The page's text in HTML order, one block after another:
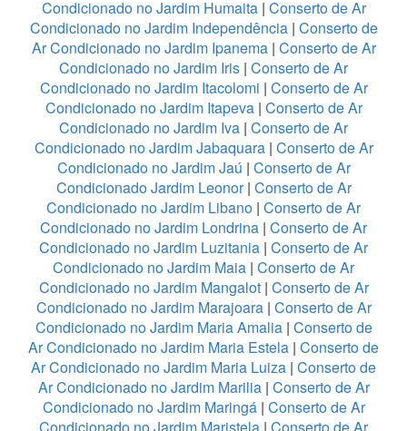
Condicionado no Jardim Humaita| Conserto de Ar
Condicionado no Jardim Independência| Conserto de
Ar Condicionado no Jardim Ipanema| Conserto de Ar
Condicionado no Jardim Iris | Conserto de Ar
Condicionado no Jardim Itacolomi | Conserto de Ar
Condicionado no Jardim Itapeva| Conserto de Ar
Condicionado no Jardim Iva | Conserto de Ar
Condicionado no Jardim Jabaquara| Conserto de Ar
Condicionado no Jardim Jaú | Conserto de Ar
Condicionado Jardim Leonor| Conserto de Ar
Condicionado no Jardim Libano | Conserto de Ar
Condicionado no Jardim Londrina | Conserto de Ar
Condicionado no Jardim Luzitania | Conserto de Ar
Condicionado no Jardim Maia | Conserto de Ar
Condicionado no Jardim Mangalot| Conserto de Ar
Condicionado no Jardim Marajoara| Conserto de Ar
Condicionado no Jardim Maria Amalia| Conserto de
Ar Condicionado no Jardim Maria Estela | Conserto de
Ar Condicionado no Jardim Maria Luiza | Conserto de
Ar Condicionado no Jardim Marilia| Conserto de Ar
Condicionado no Jardim Maringá| Conserto de Ar